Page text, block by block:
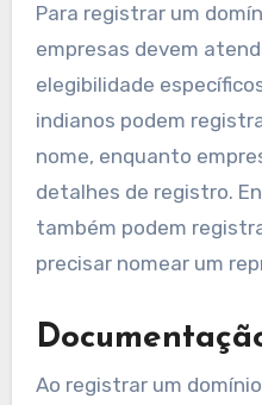
Para registrar um
empresas devem
elegibilidade
indianos podem
nome, enquanto
detalhes de registro.
também podem
precisar nomear um
Ao registrar um